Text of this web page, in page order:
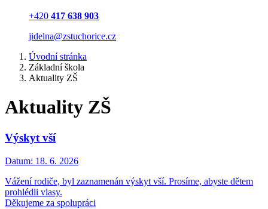
+420 417 638 903
jidelna@zstuchorice.cz
Úvodní stránka
Základní škola
Aktuality ZŠ
Aktuality ZŠ
Výskyt vší
Datum: 18. 6. 2026
Vážení rodiče, byl zaznamenán výskyt vší. Prosíme, abyste dětem
prohlédli vlasy.
Děkujeme za spolupráci